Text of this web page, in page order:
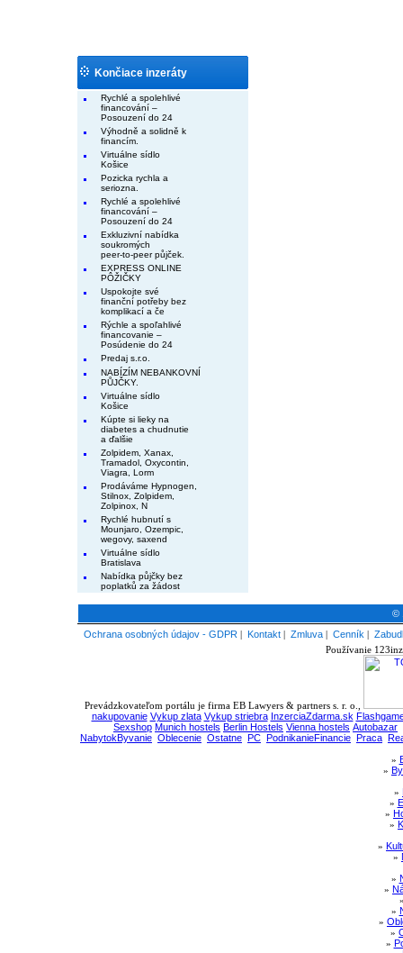
Končiace inzeráty
Rychlé a spolehlivé
financování –
Posouzení do 24
Výhodně a solidně k
financím.
Virtuálne sídlo
Košice
Pozicka rychla a
seriozna.
Rychlé a spolehlivé
financování –
Posouzení do 24
Exkluzivní nabídka
soukromých
peer-to-peer půjček.
EXPRESS ONLINE
PÔŽIČKY
Uspokojte své
finanční potřeby bez
komplikací a če
Rýchle a spoľahlivé
financovanie –
Posúdenie do 24
Predaj s.r.o.
NABÍZÍM NEBANKOVNÍ
PŮJČKY.
Virtuálne sídlo
Košice
Kúpte si lieky na
diabetes a chudnutie
a ďalšie
Zolpidem, Xanax,
Tramadol, Oxycontin,
Viagra, Lorm
Prodáváme Hypnogen,
Stilnox, Zolpidem,
Zolpinox, N
Rychlé hubnutí s
Mounjaro, Ozempic,
wegovy, saxend
Virtuálne sídlo
Bratislava
Nabídka půjčky bez
poplatků za žádost
©
Ochrana osobných údajov - GDPR | Kontakt | Zmluva | Cenník |
Používanie
Prevádzkovateľom portálu je firma EB Lawyers & partners s. r. o.,
nakupovanie Vykup zlata Vykup striebra InzerciaZdarma.sk
Sexshop Munich hostels Berlin Hostels Vienna hostels Autobazar
NabytokByvanie Oblecenie Ostatne PC PodnikanieFinancie Praca
»
»
»
»
»
»
»
»
»
»
»
»
»
»